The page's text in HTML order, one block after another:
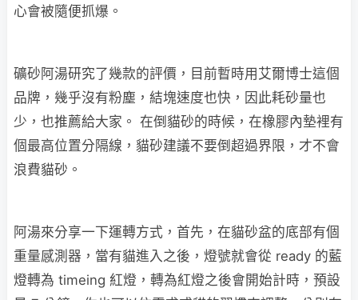
心會被隨便抓爆。
礦砂阿湯研究了幾款的評價，目前暫時用艾爾博士這個
品牌，幾乎沒有粉塵，結塊速度也快，因此耗砂量也
少，也推薦給大家。 在倒貓砂的時候，在橡膠內墊裡有
個最高位置分隔線，貓砂建議不要倒超過界限，才不會
浪費貓砂。
阿湯來分享一下運轉方式，首先，在貓砂盆的底部有個
重量感測器，當有貓進入之後，燈號就會從 ready 的藍
燈轉為 timeing 紅燈，轉為紅燈之後會開始計時，預設